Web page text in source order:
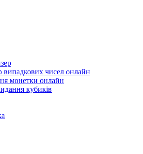
випадкових чисел онлайн
монетки онлайн
кубиків